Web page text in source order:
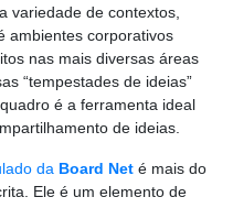
variedade de contextos,
ambientes corporativos
nas mais diversas áreas
“tempestades de ideias”
é a ferramenta ideal
de ideias.
da Board Net é mais do
Ele é um elemento de